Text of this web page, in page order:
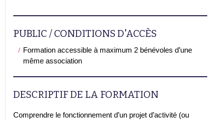
PUBLIC / CONDITIONS D'ACCÈS
Formation accessible à maximum 2 bénévoles d’une
même association
DESCRIPTIF DE LA FORMATION
Comprendre le fonctionnement d’un projet d’activité (ou